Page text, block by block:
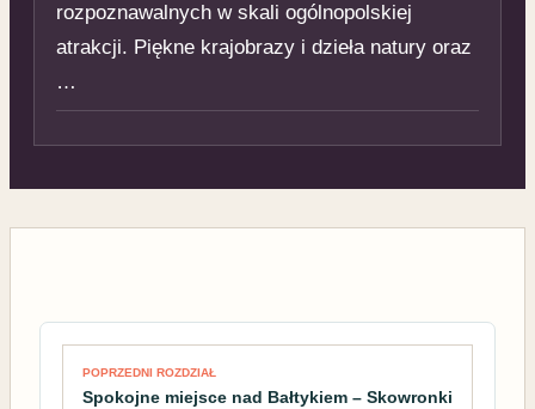
rozpoznawalnych w skali ogólnopolskiej
atrakcji. Piękne krajobrazy i dzieła natury oraz
…
Nawigacja wpisu
POPRZEDNI ROZDZIAŁ
Spokojne miejsce nad Bałtykiem – Skowronki